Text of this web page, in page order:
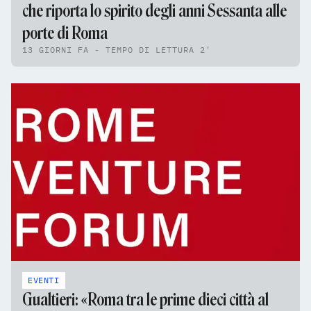
che riporta lo spirito degli anni Sessanta alle
porte di Roma
13 GIORNI FA - TEMPO DI LETTURA 2'
EVENTI
Gualtieri: «Roma tra le prime dieci città al